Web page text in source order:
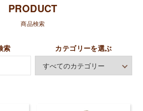
PRODUCT
商品検索
索 カテゴリーを選ぶ